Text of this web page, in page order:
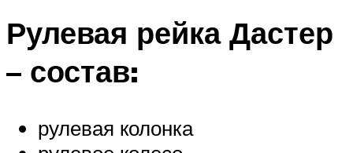
Рулевая рейка Дастер
– состав:
рулевая колонка